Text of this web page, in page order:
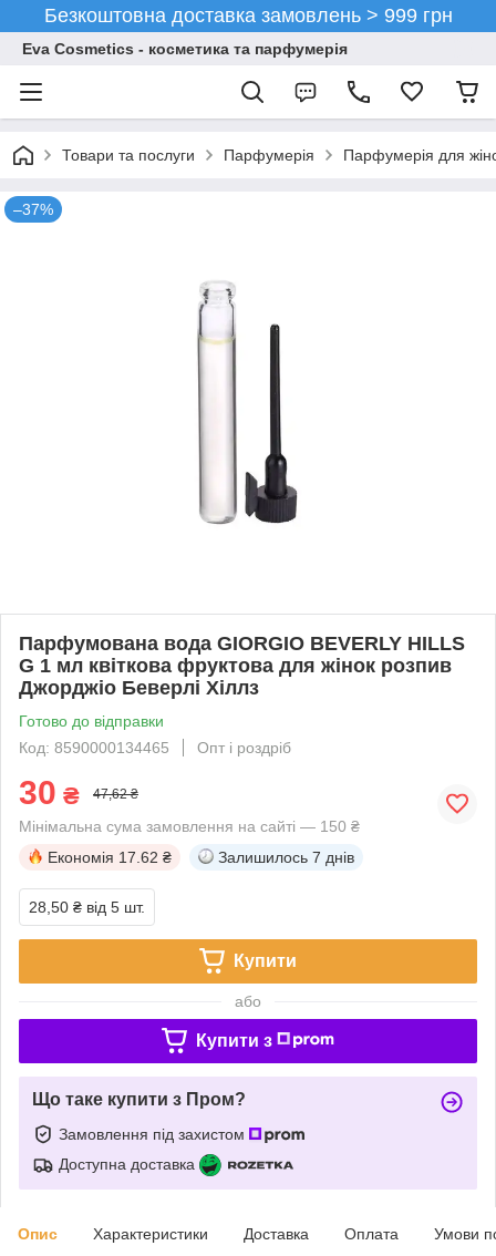
Безкоштовна доставка замовлень > 999 грн
Eva Cosmetics - косметика та парфумерія
Товари та послуги Парфумерія Парфумерія для
–37%
Парфумована вода GIORGIO BEVERLY HILLS
G 1 мл квіткова фруктова для жінок розпив
Джорджіо Беверлі Хіллз
Готово до відправки
Код: 8590000134465
Опт і роздріб
30 ₴ 47,62 ₴
Мінімальна сума замовлення на сайті — 150 ₴
Економія 17.62 ₴ Залишилось 7 днів
28,50 ₴ від 5 шт.
Купити
або
Купити з
Що таке купити з Пром?
Замовлення під захистом
Доступна доставка
Опис Характеристики Доставка Оплата Умови